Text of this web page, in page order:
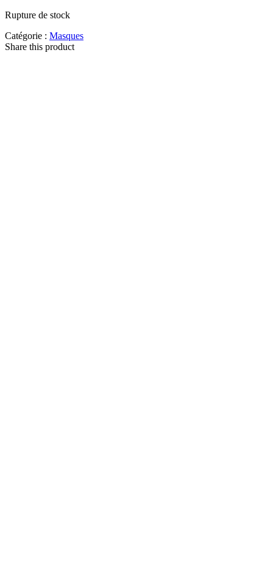
Rupture de stock
Catégorie : Masques
Share this product